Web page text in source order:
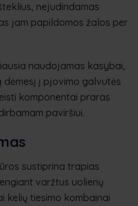
nejudindamas
jam papildomos žalos per
naudojamas kasybai,
į pjovimo galvutės
komponentai praras
paviršiui.
sustiprina trapias
varžtus uolienų
kelių tiesimo kombainai